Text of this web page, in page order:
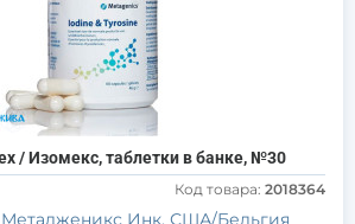
/ Изомекс, таблетки в банке, №30
Код товара: 2018364
Метадженикс Инк, США/Бельгия